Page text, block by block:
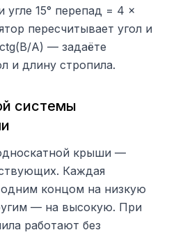
15° перепад = 4 ×
пересчитывает угол и
A) — задаёте
и длину стропила.
системы
крыши —
Каждая
концом на низкую
— на высокую. При
работают без